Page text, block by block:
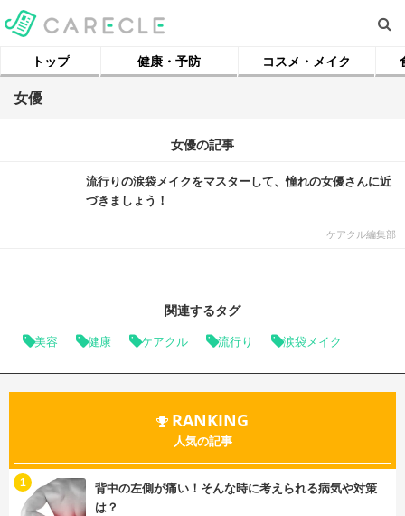
トップ 健康・予防 コスメ・メイク
女優
女優の記事
流行りの涙袋メイクをマスターして、憧れの女優さんに近
づきましょう！
ケアクル編集部
関連するタグ
美容 健康 ケアクル 流行り 涙袋メイク
RANKING
人気の記事
背中の左側が痛い！そんな時に考えられる病気や対策
は？
1